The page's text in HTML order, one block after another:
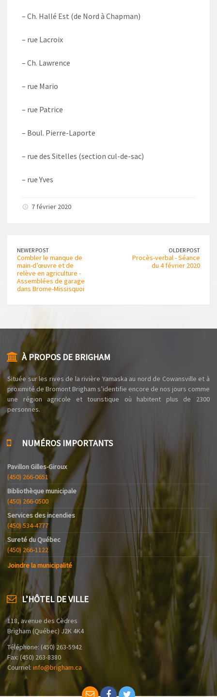
– Ch. Hallé Est (de Nord à Chapman)
– rue Lacroix
– Ch. Lawrence
– rue Mario
– rue Patrice
– Boul. Pierre-Laporte
– rue des Sitelles (section cul-de-sac)
– rue Yves
7 février 2020
NEWER POST
Combler le manque de
main-d’œuvre et de
relève en agriculture -
Assemblées de garage
dans Brome-Missisquoi
OLDER POST
Procès-verbal - Séance
du 4 février 2020
À PROPOS DE BRIGHAM
Située sur les rives de la rivière Yamaska au nord de Cowansville et à
proximité de Bromont Brigham s’identifie encore de nos jours comme
une région agricole et touristique où habitent plus de 2300
personnes.
NUMÉROS IMPORTANTS
Pavillon Gilles-Giroux
(450) 266-0651
Bibliothèque municipale
(450) 266-0500
Services des incendies
(450) 534-4777
Sureté du Québec
(450) 266-1122
Joindre la municipalité
L’HÔTEL DE VILLE
118, avenue des Cèdres
Brigham (Québec) J2K 4K4
Téléphone: (450) 263-5942
Fax: (450) 263-8380
Courriel: info@brigham.ca